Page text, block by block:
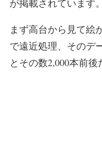
が掲載されています。
まず高台から見て絵
で遠近処理、そのデ
とその数2,000本前後